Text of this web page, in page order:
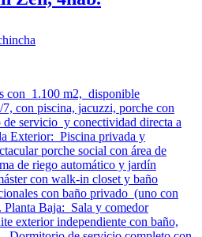
con 1.100 m2, disponible
con piscina, jacuzzi, porche con
servicio y conectividad directa a
Exterior: Piscina privada y
porche social con área de
de riego automático y jardín
con walk-in closet y baño
con baño privado (uno con
Planta Baja: Sala y comedor
exterior independiente con baño,